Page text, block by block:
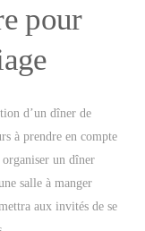
pour
d’un dîner de
à prendre en compte
un dîner
salle à manger
aux invités de se